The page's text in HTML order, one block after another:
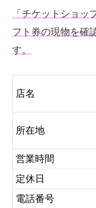
「チケットショ
フト券の現物を確
す。
店名
所在地
営業時間
定休日
電話番号